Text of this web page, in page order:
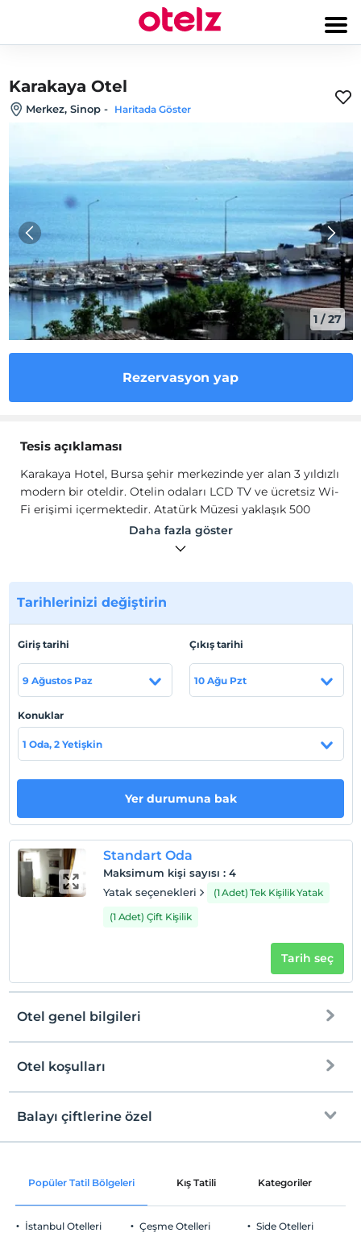
Karakaya Otel
Merkez, Sinop - Haritada Göster
1 /27
Rezervasyon yap
Tesis açıklaması
Karakaya Hotel, Bursa şehir merkezinde yer alan 3 yıldızlı
modern bir oteldir. Otelin odaları LCD TV ve ücretsiz Wi-
Fi erişimi içermektedir. Atatürk Müzesi yaklaşık 500
Karakaya Hotel, Bursa şehir merkezinde yer alan 3 yıldızlı
Fi erişimi içermektedir. Atatürk Müzesi yaklaşık 500
metre uzaklıktadır.
Tesis lokasyon bilgileri
Karakaya Pension, Sinop'ta mutfaklı konaklama olanağı
sunmaktadır. Tarihi Sinop Kalesi, tesise 1 km
mesafededir. Tesiste deniz manzaralı bir teras vardır.
En erken saat 14:00 ve sonrası
Check/out
En geç saat 12:00 ve öncesi
Odalarda sigara içilmez
Çocuklar
2 yaşına kadar olan bebekler ücretsizdir.
Her bir oda için 6 yaşına kadar 1 çocuk ücretsizdir
Daha fazla göster
Tarihlerinizi değiştirin
Giriş tarihi
9 Ağustos Paz
Çıkış tarihi
10 Ağu Pzt
Konuklar
1 Oda, 2 Yetişkin
Yer durumuna bak
Standart Oda
Maksimum kişi sayısı : 4
Yatak seçenekleri
(1 Adet) Tek Kişilik Yatak
(1 Adet) Çift Kişilik
Tarih seç
Otel genel bilgileri
Ücretsiz Wi-fi
Otel koşulları
Check/in
En erken saat 14:00 ve sonrası
Check/out
Evcil Hayvan
Sigara
Balayı çiftlerine özel
Oda süslemesi
Popüler Tatil Bölgeleri Kış Tatili Kategoriler
İstanbul Otelleri Çeşme Otelleri Side Otelleri